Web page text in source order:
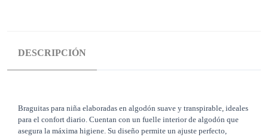
DESCRIPCIÓN
Braguitas para niña elaboradas en algodón suave y transpirable, ideales
para el confort diario. Cuentan con un fuelle interior de algodón que
asegura la máxima higiene. Su diseño permite un ajuste perfecto,